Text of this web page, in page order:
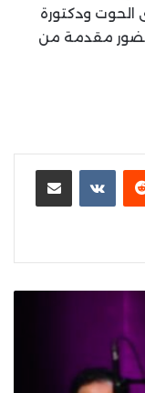
الحوت ودكتورة
قرعة ٦ هدايا للحضور مقدمة من
مشاركة عبر البريد